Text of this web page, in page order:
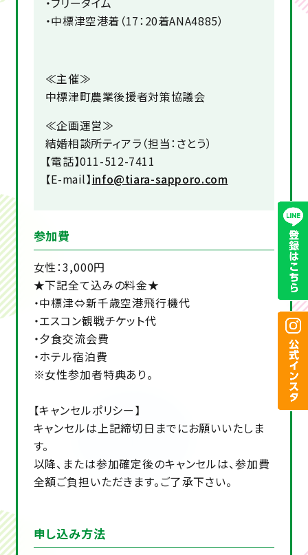
・中標津空港着（17：20着ANA4885）
≪主催≫
中標津町農業後援者対策協議会
≪企画運営≫
結婚相談所ティアラ（担当：さとう）
【電話】011-512-7411
【E-mail】info@tiara-sapporo.com
参加費
女性：3,000円
★下記全て込みの料金★
・中標津⇔新千歳空港飛行機代
・エスコン観戦チケット代
・夕食交流会費
・ホテル宿泊費
※女性参加者特典あり。
【キャンセルポリシー】
キャンセルは上記締切日までにお願いいたしま
す。
以降、または参加確定後のキャンセルは、参加費
全額ご負担いただきます。ご了承下さい。
申し込み方法